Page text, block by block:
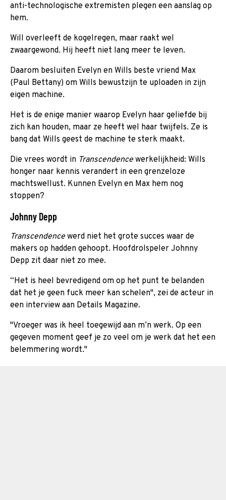
anti-technologische extremisten plegen een aanslag op
hem.
Will overleeft de kogelregen, maar raakt wel
zwaargewond. Hij heeft niet lang meer te leven.
Daarom besluiten Evelyn en Wills beste vriend Max
(Paul Bettany) om Wills bewustzijn te uploaden in zijn
eigen machine.
Het is de enige manier waarop Evelyn haar geliefde bij
zich kan houden, maar ze heeft wel haar twijfels. Ze is
bang dat Wills geest de machine te sterk maakt.
Die vrees wordt in Transcendencewerkelijkheid: Wills
honger naar kennis verandert in een grenzeloze
machtswellust. Kunnen Evelyn en Max hem nog
stoppen?
Johnny Depp
Transcendencewerd niet het grote succes waar de
makers op hadden gehoopt. Hoofdrolspeler Johnny
Depp zit daar niet zo mee.
“Het is heel bevredigend om op het punt te belanden
dat het je geen fuck meer kan schelen", zei de acteur in
een interview aan Details Magazine.
"Vroeger was ik heel toegewijd aan m’n werk. Op een
gegeven moment geef je zo veel om je werk dat het een
belemmering wordt."